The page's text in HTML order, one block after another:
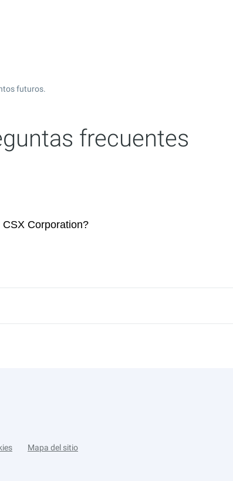
futuros.
frecuentes
Corporation?
Mapa del sitio